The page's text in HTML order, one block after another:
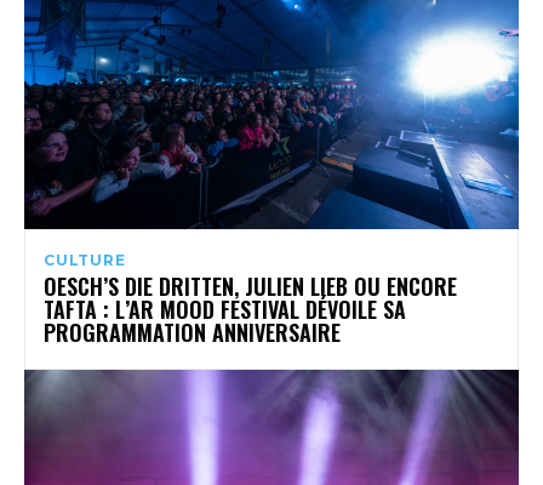
CULTURE
OESCH’S DIE DRITTEN, JULIEN LIEB OU ENCORE
TAFTA : L’AR MOOD FESTIVAL DÉVOILE SA
PROGRAMMATION ANNIVERSAIRE